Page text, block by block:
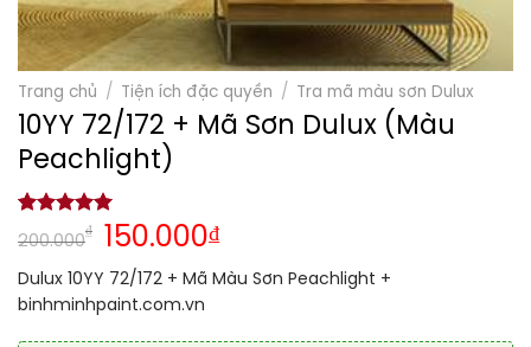
Trang chủ / Tiện ích đặc quyền / Tra mã màu sơn Dulux
10YY 72/172 + Mã Sơn Dulux (Màu
Peachlight)
5.00 trên 5
dựa trên
1
đánh giá
200.000
₫ 150.000₫
Dulux 10YY 72/172 + Mã Màu Sơn Peachlight +
binhminhpaint.com.vn